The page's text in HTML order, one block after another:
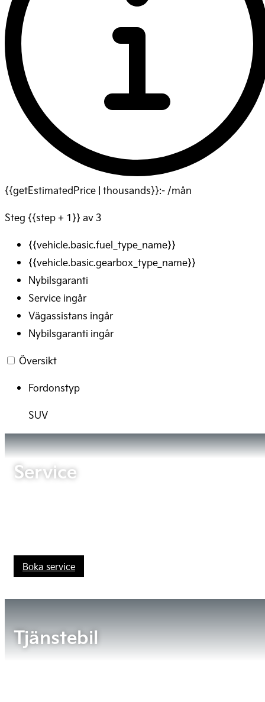
{{getEstimatedPrice | thousands}}:- /mån
Steg {{step + 1}} av 3
{{vehicle.basic.fuel_type_name}}
{{vehicle.basic.gearbox_type_name}}
Nybilsgaranti
Service ingår
Vägassistans ingår
Nybilsgaranti ingår
Översikt
Fordonstyp
SUV
Service
Boka service
Tjänstebil